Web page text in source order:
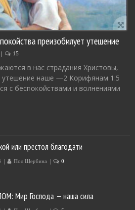
преизобилует утешение
| 15
в нас страдания Христовы,
утешение наше —2 Корифянам 1:5
с беспокойствами и волнениями
или престол благодати
| Пол Щербина | 0
Мир Господа — наша сила